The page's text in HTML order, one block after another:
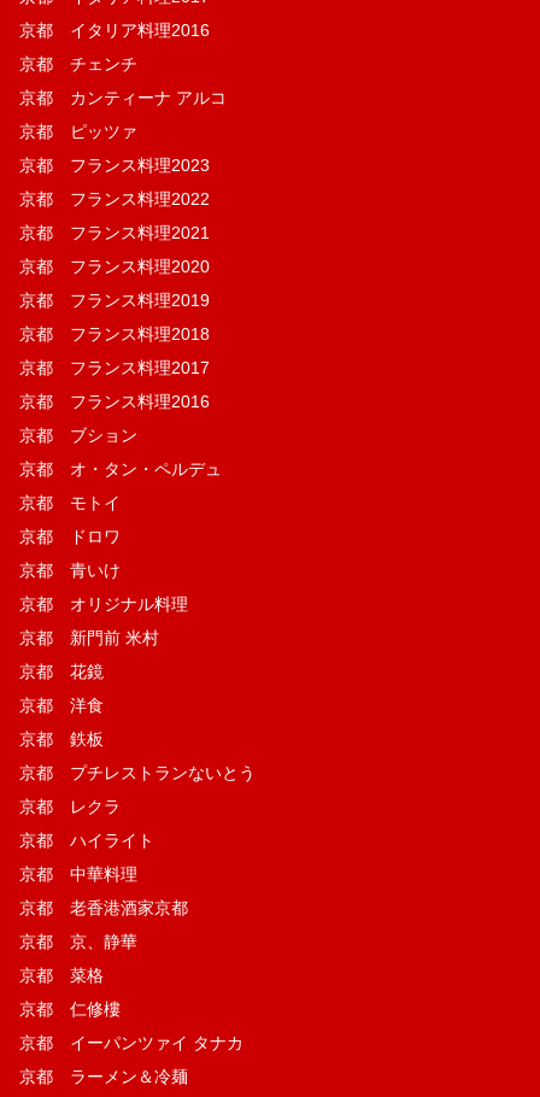
京都 イタリア料理2016
京都 チェンチ
京都 カンティーナ アルコ
京都 ピッツァ
京都 フランス料理2023
京都 フランス料理2022
京都 フランス料理2021
京都 フランス料理2020
京都 フランス料理2019
京都 フランス料理2018
京都 フランス料理2017
京都 フランス料理2016
京都 ブション
京都 オ・タン・ペルデュ
京都 モトイ
京都 ドロワ
京都 青いけ
京都 オリジナル料理
京都 新門前 米村
京都 花鏡
京都 洋食
京都 鉄板
京都 プチレストランないとう
京都 レクラ
京都 ハイライト
京都 中華料理
京都 老香港酒家京都
京都 京、静華
京都 菜格
京都 仁修樓
京都 イーパンツァイ タナカ
京都 ラーメン＆冷麺